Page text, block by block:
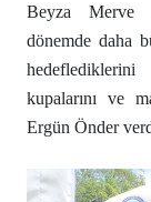
Beyza Merve
dönemde daha
kupalarını ve
Ergün Önder